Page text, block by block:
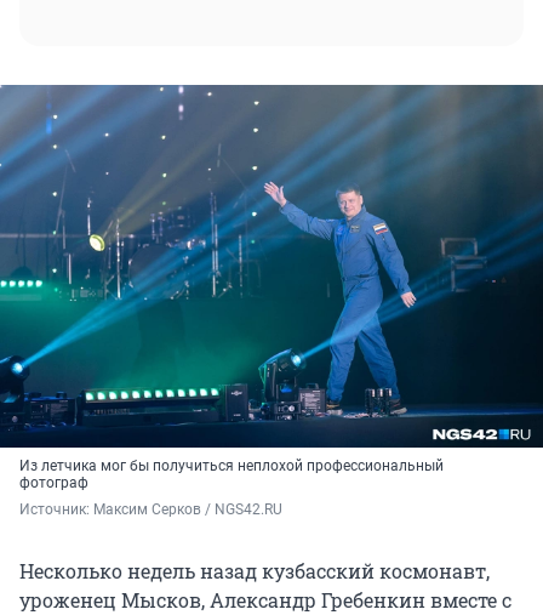
Из летчика мог бы получиться неплохой профессиональный
фотограф
Источник: Максим Серков / NGS42.RU
Несколько недель назад кузбасский космонавт,
уроженец Мысков, Александр Гребенкин вместе с